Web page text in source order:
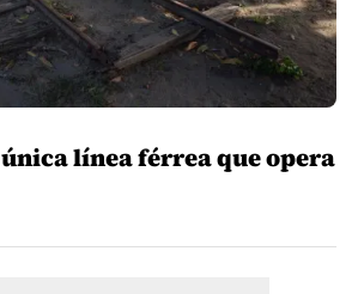
línea férrea que opera